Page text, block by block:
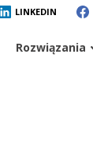
LINKEDIN
Rozwiązania